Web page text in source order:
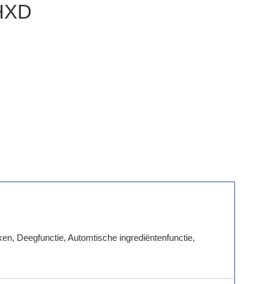
Deegfunctie, Automtische ingrediëntenfunctie,